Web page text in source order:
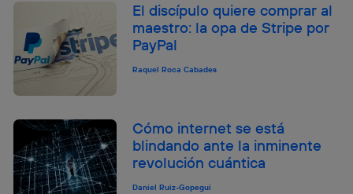
El discípulo quiere comprar al
maestro: la opa de Stripe por
PayPal
Raquel Roca Cabades
Cómo internet se está
blindando ante la inminente
revolución cuántica
Daniel Ruiz-Gopegui